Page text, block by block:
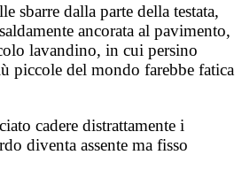
sbarre dalla parte della testata,
ancorata al pavimento,
lavandino, in cui persino
piccole del mondo farebbe fatica
cadere distrattamente i
diventa assente ma fisso